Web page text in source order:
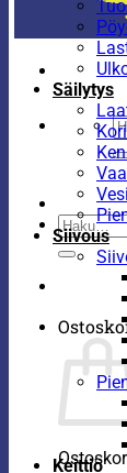
Etsi:
Säilytys
Siivous
Keittiö